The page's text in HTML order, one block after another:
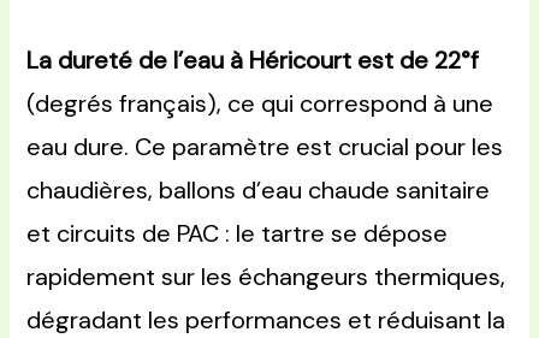
La dureté de l’eau à Héricourt est de 22°f
(degrés français), ce qui correspond à une
eau dure. Ce paramètre est crucial pour les
chaudières, ballons d’eau chaude sanitaire
et circuits de PAC : le tartre se dépose
rapidement sur les échangeurs thermiques,
dégradant les performances et réduisant la